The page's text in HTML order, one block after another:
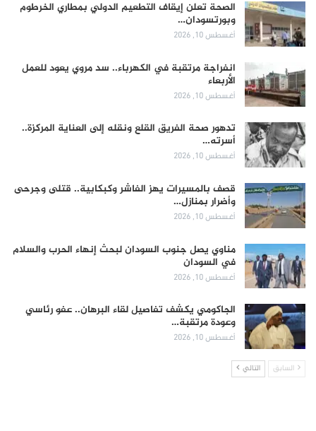
الصحة تعلن إيقاف التطعيم الدولي بمطاري الخرطوم
وبورتسودان…
أغسطس 10, 2026
انفراجة مرتقبة في الكهرباء.. سد مروي يعود للعمل
الأربعاء
أغسطس 10, 2026
تدهور صحة الفريق القلع ونقله إلى العناية المركزة..
أسرته…
أغسطس 10, 2026
قصف بالمسيرات يهز الفاشر وكبكابية.. قتلى وجرحى
وأضرار بمنازل…
أغسطس 10, 2026
مناوي يصل جنوب السودان لبحث إنهاء الحرب والسلام
في السودان
أغسطس 10, 2026
الجاكومي يكشف تفاصيل لقاء البرهان.. عفو رئاسي
وعودة مرتقبة…
أغسطس 10, 2026
السابق التالي